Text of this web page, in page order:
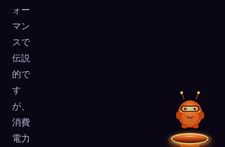
ォー
マン
スで
伝説
的で
す
が、
消費
電力